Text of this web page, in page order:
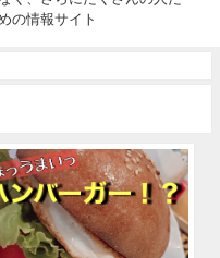
の情報サイト